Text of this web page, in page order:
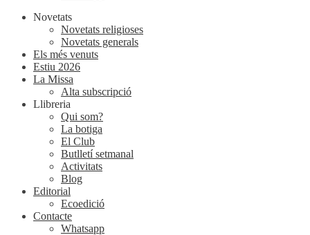
Novetats
Novetats religioses
Novetats generals
Els més venuts
Estiu 2026
La Missa
Alta subscripció
Llibreria
Qui som?
La botiga
El Club
Butlletí setmanal
Activitats
Blog
Editorial
Ecoedició
Contacte
Whatsapp